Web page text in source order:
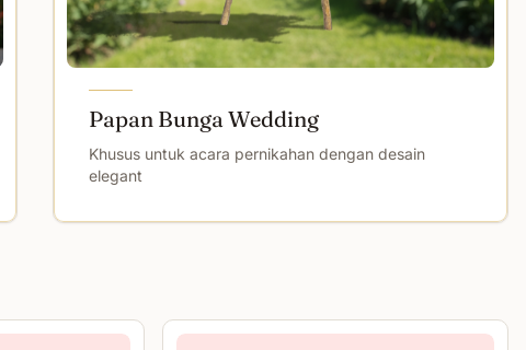
Papan Bunga Wedding
Khusus untuk acara pernikahan dengan desain
elegant